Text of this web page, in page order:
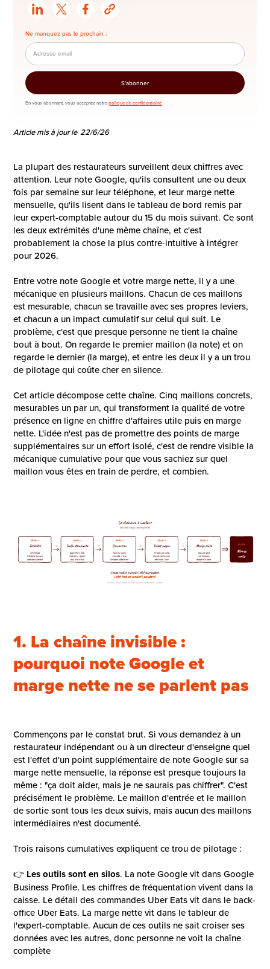
Ne manquez pas le prochain :
En vous abonnant, vous acceptez notrepolique de confidentialité
Article mis à jour le 22/6/26
La plupart des restaurateurs surveillent deux chiffres avec
attention. Leur note Google, qu'ils consultent une ou deux
fois par semaine sur leur téléphone, et leur marge nette
mensuelle, qu'ils lisent dans le tableau de bord remis par
leur expert-comptable autour du 15 du mois suivant. Ce sont
les deux extrémités d'une même chaîne, et c'est
probablement la chose la plus contre-intuitive à intégrer
pour 2026.
Entre votre note Google et votre marge nette, il y a une
mécanique en plusieurs maillons. Chacun de ces maillons
est mesurable, chacun se travaille avec ses propres leviers,
et chacun a un impact cumulatif sur celui qui suit. Le
problème, c'est que presque personne ne tient la chaîne
bout à bout. On regarde le premier maillon (la note) et on
regarde le dernier (la marge), et entre les deux il y a un trou
de pilotage qui coûte cher en silence.
Cet article décompose cette chaîne. Cinq maillons concrets,
mesurables un par un, qui transforment la qualité de votre
présence en ligne en chiffre d'affaires utile puis en marge
nette. L'idée n'est pas de promettre des points de marge
supplémentaires sur un effort isolé, c'est de rendre visible la
mécanique cumulative pour que vous sachiez sur quel
maillon vous êtes en train de perdre, et combien.
1. La chaîne invisible :
pourquoi note Google et
marge nette ne se parlent pas
Commençons par le constat brut. Si vous demandez à un
restaurateur indépendant ou à un directeur d'enseigne quel
est l'effet d'un point supplémentaire de note Google sur sa
marge nette mensuelle, la réponse est presque toujours la
même : "ça doit aider, mais je ne saurais pas chiffrer". C'est
précisément le problème. Le maillon d'entrée et le maillon
de sortie sont tous les deux suivis, mais aucun des maillons
intermédiaires n'est documenté.
Trois raisons cumulatives expliquent ce trou de pilotage :
👉 Les outils sont en silos. La note Google vit dans Google
Business Profile. Les chiffres de fréquentation vivent dans la
caisse. Le détail des commandes Uber Eats vit dans le back-
office Uber Eats. La marge nette vit dans le tableur de
l'expert-comptable. Aucun de ces outils ne sait croiser ses
données avec les autres, donc personne ne voit la chaîne
complète